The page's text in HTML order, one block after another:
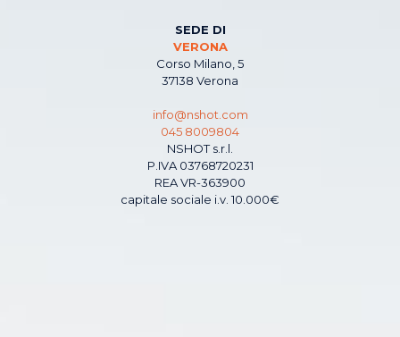
SEDE DI
VERONA
Corso Milano, 5
37138 Verona
info@nshot.com
045 8009804
NSHOT s.r.l.
P.IVA 03768720231
REA VR-363900
capitale sociale i.v. 10.000€